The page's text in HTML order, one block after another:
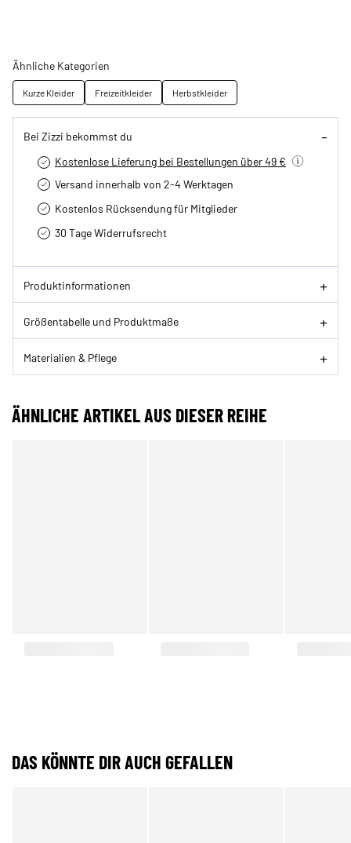
Ähnliche Kategorien
Kurze Kleider Freizeitkleider Herbstkleider
Bei Zizzi bekommst du
Kostenlose Lieferung bei Bestellungen über 49 €
Versand innerhalb von 2-4 Werktagen
Kostenlos Rücksendung für Mitglieder
30 Tage Widerrufsrecht
Produktinformationen
Größentabelle und Produktmaße
Materialien & Pflege
ÄHNLICHE ARTIKEL AUS DIESER REIHE
DAS KÖNNTE DIR AUCH GEFALLEN